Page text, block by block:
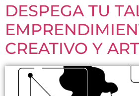
DESPEGA TU
CREATIVO Y